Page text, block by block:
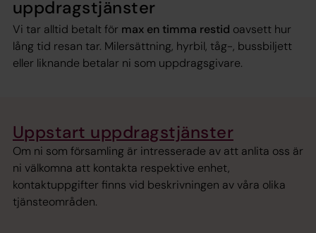
uppdragstjänster
Vi tar alltid betalt för max en timma restid oavsett hur
lång tid resan tar. Milersättning, hyrbil, tåg-, bussbiljett
eller liknande betalar ni som uppdragsgivare.
Uppstart uppdragstjänster
Om ni som församling är intresserade av att anlita oss är
ni välkomna att kontakta respektive enhet,
kontaktuppgifter finns vid beskrivningen av våra olika
tjänsteområden.